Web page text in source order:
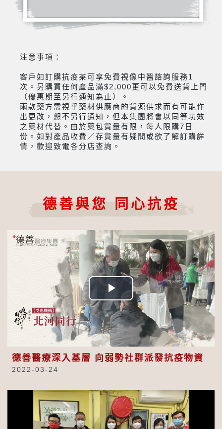
注意事項：
客戶如訂購抗疫茶可享免費視像中醫諮詢服務1
次。另購買任何產品滿$2,000更可以免費送貨上門
（優惠期至另行通知為止）。
兩款藥方需視乎藥材供應商的貨源供求而有可能作
出更改，恕不另行通知，但本集團將會以同等功效
之藥材代替。由於藥包貨量有限，每人限購7日
份。如對產品收費／存貨量有疑問或欲了解訂購詳
情，歡迎致電各分店查詢。
德善與您 同心抗疫
Play
Video
德善醫療深入基層 向弱勢社群派發抗疫物資
2022-03-24